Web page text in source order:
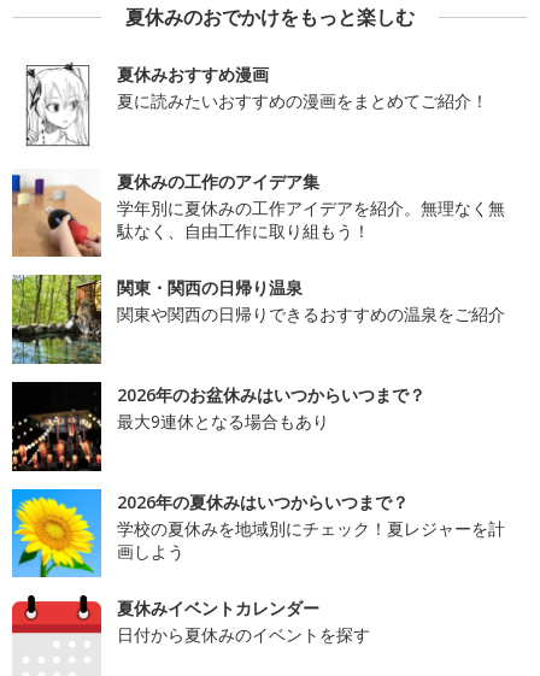
夏休みのおでかけをもっと楽しむ
夏休みおすすめ漫画
夏に読みたいおすすめの漫画をまとめてご紹介！
夏休みの工作のアイデア集
学年別に夏休みの工作アイデアを紹介。無理なく無
駄なく、自由工作に取り組もう！
関東・関西の日帰り温泉
関東や関西の日帰りできるおすすめの温泉をご紹介
2026年のお盆休みはいつからいつまで？
最大9連休となる場合もあり
2026年の夏休みはいつからいつまで？
学校の夏休みを地域別にチェック！夏レジャーを計
画しよう
夏休みイベントカレンダー
日付から夏休みのイベントを探す